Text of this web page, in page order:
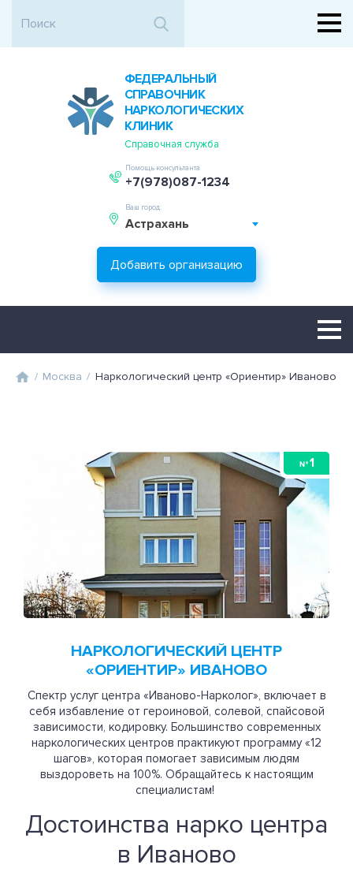
ФЕДЕРАЛЬНЫЙ
СПРАВОЧНИК
НАРКОЛОГИЧЕСКИХ
КЛИНИК
Справочная служба
Помощь консультанта
+7(978)087-1234
Ваш город:
Астрахань
Добавить организацию
/ Москва / Наркологический центр «Ориентир» Иваново
№ 1
НАРКОЛОГИЧЕСКИЙ ЦЕНТР
«ОРИЕНТИР» ИВАНОВО
Спектр услуг центра «Иваново-Нарколог», включает в
себя избавление от героиновой, солевой, спайсовой
зависимости, кодировку. Большинство современных
наркологических центров практикуют программу «12
шагов», которая помогает зависимым людям
выздороветь на 100%. Обращайтесь к настоящим
специалистам!
Достоинства нарко центра
в Иваново